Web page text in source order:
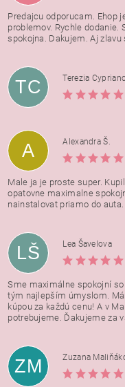
Predajcu odporucam. Ehop
problemov. Rychle dodanie.
spokojna. Dakujem. Aj
TC
Terezia
A
Alexandra Š.
Male ja je proste super.
opatovne maximalne
nainstalovat priamo do
LŠ
Lea Šavelova
Sme maximálne spokojní
tým najlepším úmyslom.
kúpou za každú cenu! A v
potrebujeme. Ďakujeme za
ZM
Zuzana